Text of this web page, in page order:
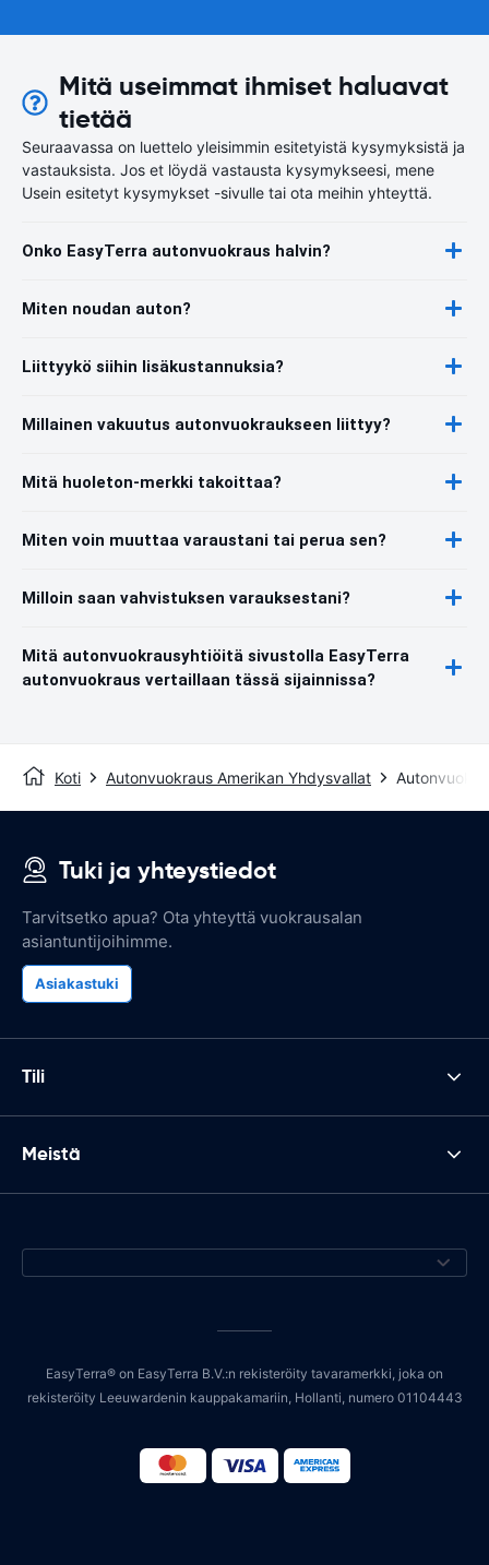
Mitä useimmat ihmiset haluavat
tietää
Seuraavassa on luettelo yleisimmin esitetyistä kysymyksistä ja
vastauksista. Jos et löydä vastausta kysymykseesi, mene
Usein esitetyt kysymykset -sivulle tai ota meihin yhteyttä.
Onko EasyTerra autonvuokraus halvin?
Miten noudan auton?
Liittyykö siihin lisäkustannuksia?
Millainen vakuutus autonvuokraukseen liittyy?
Mitä huoleton-merkki takoittaa?
Miten voin muuttaa varaustani tai perua sen?
Milloin saan vahvistuksen varauksestani?
Mitä autonvuokrausyhtiöitä sivustolla EasyTerra
autonvuokraus vertaillaan tässä sijainnissa?
Koti Autonvuokraus Amerikan Yhdysvallat
Tuki ja yhteystiedot
Tarvitsetko apua? Ota yhteyttä vuokrausalan
asiantuntijoihimme.
Asiakastuki
Tili
Meistä
EasyTerra® on EasyTerra B.V.:n rekisteröity tavaramerkki, joka on
rekisteröity Leeuwardenin kauppakamariin, Hollanti, numero 01104443